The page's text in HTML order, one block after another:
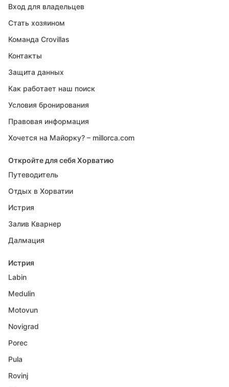
Вход для владельцев
Стать хозяином
Команда Crovillas
Контакты
Защита данных
Как работает наш поиск
Условия бронирования
Правовая информация
Хочется на Майорку? – millorca.com
Откройте для себя Хорватию
Путеводитель
Отдых в Хорватии
Истрия
Залив Кварнер
Далмация
Истрия
Labin
Medulin
Motovun
Novigrad
Porec
Pula
Rovinj